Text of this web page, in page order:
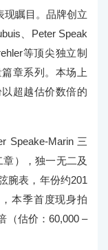
现瞩目。品牌创立
、Peter Speak
等顶尖独立制
章系列。本场上
超越估价数倍的
Speake-Marin 三
），独一无二及
腕表，年份约201
本季首度现身拍
（估价：60,000 –